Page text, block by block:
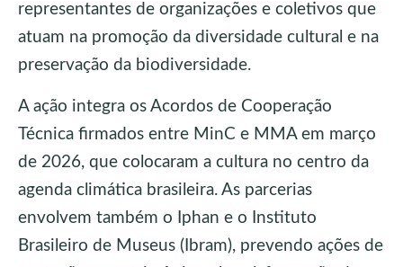
representantes de organizações e coletivos que
atuam na promoção da diversidade cultural e na
preservação da biodiversidade.
A ação integra os Acordos de Cooperação
Técnica firmados entre MinC e MMA em março
de 2026, que colocaram a cultura no centro da
agenda climática brasileira. As parcerias
envolvem também o Iphan e o Instituto
Brasileiro de Museus (Ibram), prevendo ações de